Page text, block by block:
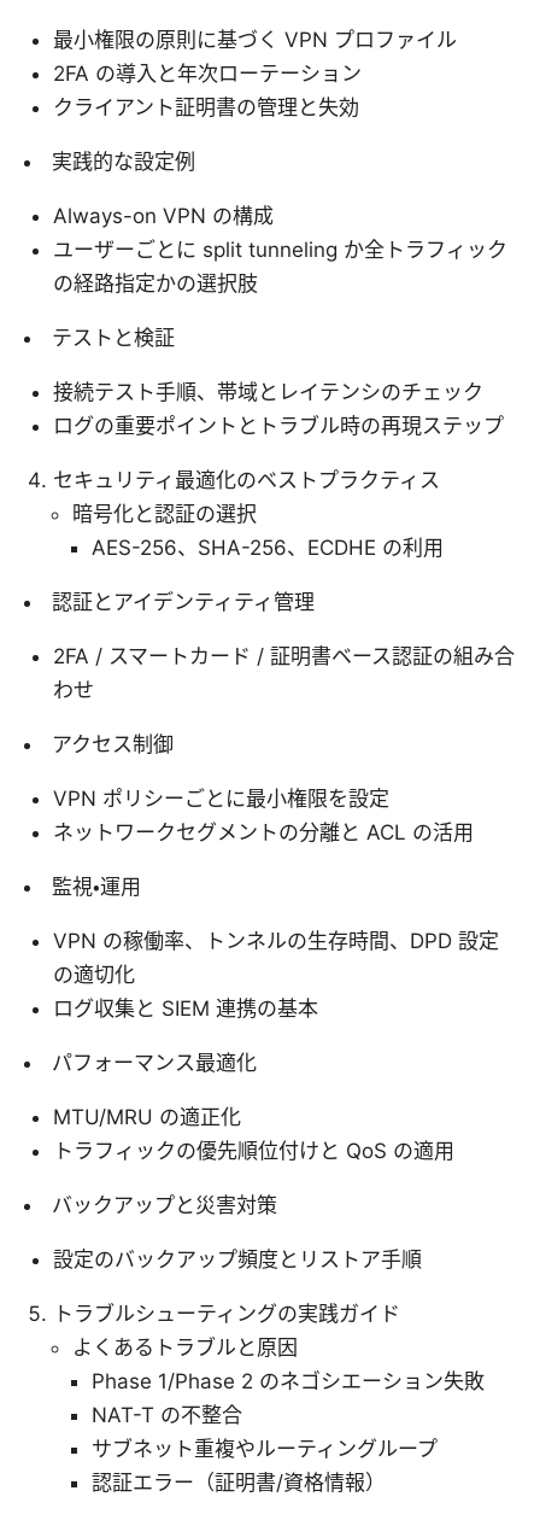
最小権限の原則に基づく VPN プロファイル
2FA の導入と年次ローテーション
クライアント証明書の管理と失効
実践的な設定例
Always-on VPN の構成
ユーザーごとに split tunneling か全トラフィック
の経路指定かの選択肢
テストと検証
接続テスト手順、帯域とレイテンシのチェック
ログの重要ポイントとトラブル時の再現ステップ
セキュリティ最適化のベストプラクティス
暗号化と認証の選択
AES-256、SHA-256、ECDHE の利用
認証とアイデンティティ管理
2FA / スマートカード / 証明書ベース認証の組み合
わせ
アクセス制御
VPN ポリシーごとに最小権限を設定
ネットワークセグメントの分離と ACL の活用
監視・運用
VPN の稼働率、トンネルの生存時間、DPD 設定
の適切化
ログ収集と SIEM 連携の基本
パフォーマンス最適化
MTU/MRU の適正化
トラフィックの優先順位付けと QoS の適用
バックアップと災害対策
設定のバックアップ頻度とリストア手順
トラブルシューティングの実践ガイド
よくあるトラブルと原因
Phase 1/Phase 2 のネゴシエーション失敗
NAT-T の不整合
サブネット重複やルーティングループ
認証エラー（証明書/資格情報）